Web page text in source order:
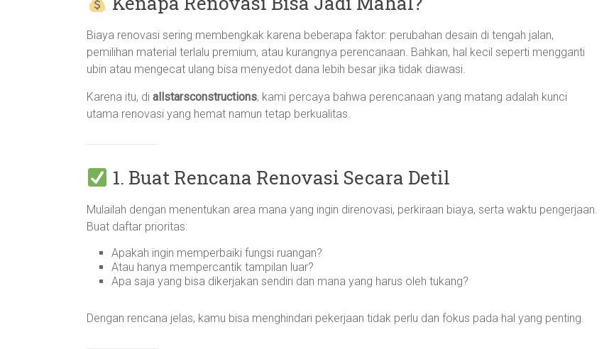
Biaya renovasi sering membengkak karena beberapa faktor: perubahan desain di tengah jalan,
pemilihan material terlalu premium, atau kurangnya perencanaan. Bahkan, hal kecil seperti mengganti
ubin atau mengecat ulang bisa menyedot dana lebih besar jika tidak diawasi.
Karena itu, di allstarsconstructions, kami percaya bahwa perencanaan yang matang adalah kunci
utama renovasi yang hemat namun tetap berkualitas.
1. Buat Rencana Renovasi Secara Detil
Mulailah dengan menentukan area mana yang ingin direnovasi, perkiraan biaya, serta waktu pengerjaan.
Buat daftar prioritas:
Apakah ingin memperbaiki fungsi ruangan?
Atau hanya mempercantik tampilan luar?
Apa saja yang bisa dikerjakan sendiri dan mana yang harus oleh tukang?
Dengan rencana jelas, kamu bisa menghindari pekerjaan tidak perlu dan fokus pada hal yang penting.